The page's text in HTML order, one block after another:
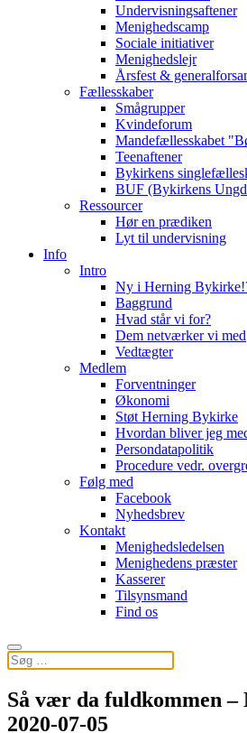
Undervisningsaftener
Menighedscamp
Sociale initiativer
Menighedslejr
Årsfest &
Fællesskaber
Smågrupper
Kvindeforum
Mandefællesskabet
Teenaftener
Bykirkens
BUF (Bykirkens
Ressourcer
Hør en prædiken
Lyt til undervisning
Info
Intro
Ny i Herning
Baggrund
Hvad står vi for?
Dem netværker vi med
Vedtægter
Medlem
Forventninger
Økonomi
Støt Herning Bykirke
Hvordan bliver jeg
Persondatapolitik
Procedure vedr.
Følg med
Facebook
Nyhedsbrev
Kontakt
Menighedsledelsen
Menighedens præster
Kasserer
Tilsynsmand
Find os
Så vær da fuldkommen –
2020-07-05